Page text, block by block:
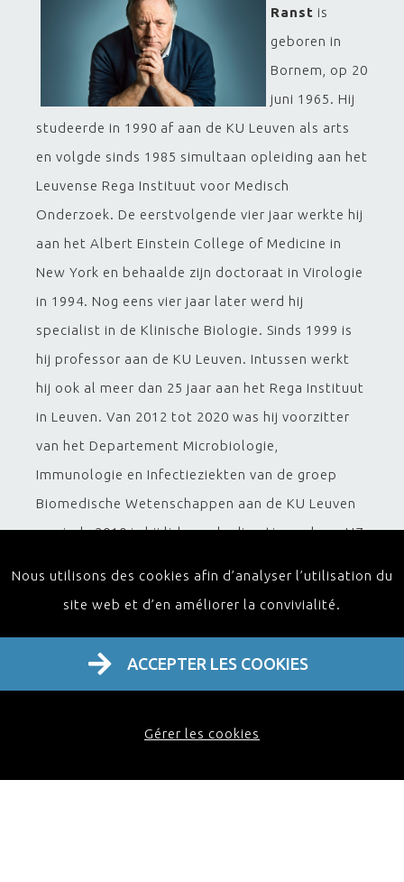
Nous utilisons des cookies afin d’analyser l’utilisation du
site web et d’en améliorer la convivialité.
ACCEPTER LES COOKIES
Gérer les cookies
Ranst is
geboren in
Bornem, op 20
juni 1965. Hij
studeerde in 1990 af aan de KU Leuven als arts
en volgde sinds 1985 simultaan opleiding aan het
Leuvense Rega Instituut voor Medisch
Onderzoek. De eerstvolgende vier jaar werkte hij
aan het Albert Einstein College of Medicine in
New York en behaalde zijn doctoraat in Virologie
in 1994. Nog eens vier jaar later werd hij
specialist in de Klinische Biologie. Sinds 1999 is
hij professor aan de KU Leuven. Intussen werkt
hij ook al meer dan 25 jaar aan het Rega Instituut
in Leuven. Van 2012 tot 2020 was hij voorzitter
van het Departement Microbiologie,
Immunologie en Infectieziekten van de groep
Biomedische Wetenschappen aan de KU Leuven
en sinds 2010 is hij lid van de directieraad van UZ